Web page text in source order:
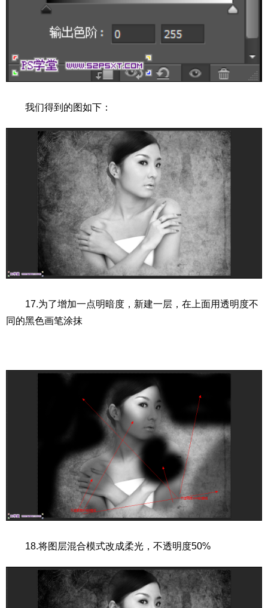
我们得到的图如下：
17.为了增加一点明暗度，新建一层，在上面用透明度不
同的黑色画笔涂抹
18.将图层混合模式改成柔光，不透明度50%